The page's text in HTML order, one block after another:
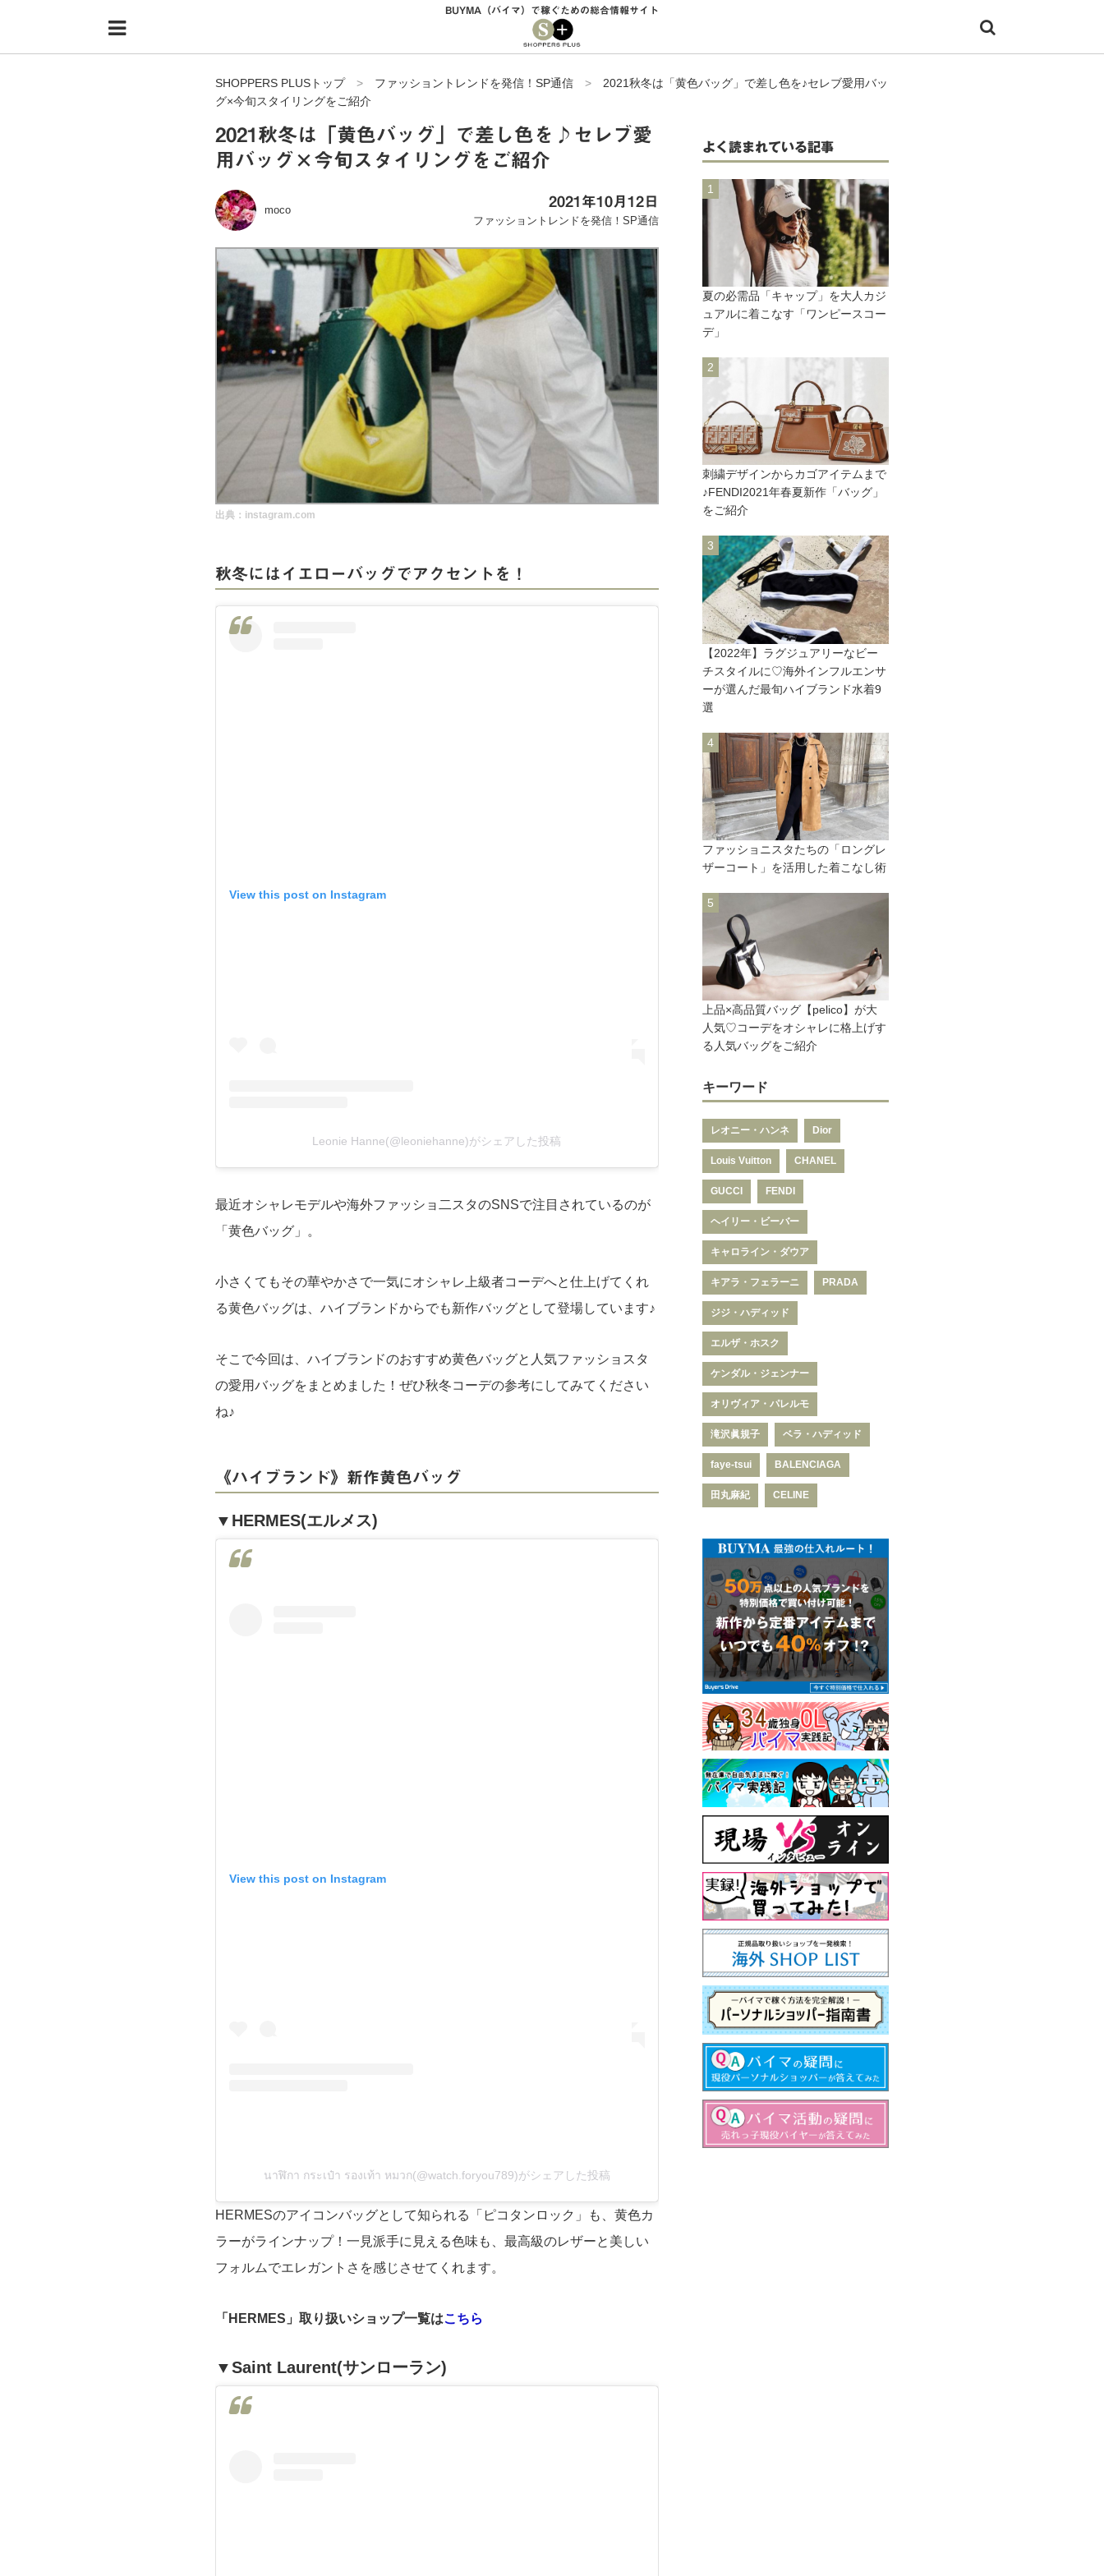
HOME
無在庫で自由気ままに稼ぐ！バイマ実践記
バイマの疑問に現役パーソナルショッパーが答えてみた
バイマ活動の疑問に売れっ子現役バイヤーが答えてみた
BUYMA（バイマ）で稼ぐための総合情報サイト
SHOPPERS PLUSトップ> ファッショントレンドを発信！SP通信 > 2021秋冬は「黄色バッグ」で差し色を♪セレブ愛用バッ
グ×今旬スタイリングをご紹介
2021秋冬は「黄色バッグ」で差し色を♪セレブ愛
用バッグ×今旬スタイリングをご紹介
moco
2021年10月12日
ファッショントレンドを発信！SP通信
出典：instagram.com
秋冬にはイエローバッグでアクセントを！
View this post on Instagram
Leonie Hanne(@leoniehanne)がシェアした投稿
最近オシャレモデルや海外ファッショ二スタのSNSで注目されているのが
「黄色バッグ」。
小さくてもその華やかさで一気にオシャレ上級者コーデへと仕上げてくれ
る黄色バッグは、ハイブランドからでも新作バッグとして登場しています♪
そこで今回は、ハイブランドのおすすめ黄色バッグと人気ファッショスタ
の愛用バッグをまとめました！ぜひ秋冬コーデの参考にしてみてください
ね♪
《ハイブランド》新作黄色バッグ
▼HERMES(エルメス)
View this post on Instagram
นาฬิกา กระเป๋า รองเท้า หมวก(@watch.foryou789)がシェアした投稿
HERMESのアイコンバッグとして知られる「ピコタンロック」も、黄色カ
ラーがラインナップ！一見派手に見える色味も、最高級のレザーと美しい
フォルムでエレガントさを感じさせてくれます。
「HERMES」取り扱いショップ一覧はこちら
▼Saint Laurent(サンローラン)
よく読まれている記事
夏の必需品「キャップ」を大人カジ
ュアルに着こなす「ワンピースコー
デ」
刺繍デザインからカゴアイテムまで
♪FENDI2021年春夏新作「バッグ」
をご紹介
【2022年】ラグジュアリーなビー
チスタイルに♡海外インフルエンサ
ーが選んだ最旬ハイブランド水着9
選
ファッショニスタたちの「ロングレ
ザーコート」を活用した着こなし術
上品×高品質バッグ【pelico】が大
人気♡コーデをオシャレに格上げす
る人気バッグをご紹介
キーワード
レオニー・ハンネ Dior
Louis Vuitton CHANEL
GUCCI FENDI
ヘイリー・ビーバー
キャロライン・ダウア
キアラ・フェラーニ PRADA
ジジ・ハディッド
エルザ・ホスク
ケンダル・ジェンナー
オリヴィア・パレルモ
滝沢眞規子 ベラ・ハディッド
faye-tsui BALENCIAGA
田丸麻紀 CELINE